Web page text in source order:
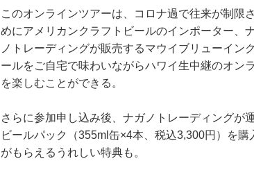
このオンラインツアーは、コロナ過で往来が制限
めにアメリカンクラフトビールのインポーター、
ノトレーディングが販売するマウイブリューイ
ールをご自宅で味わいながらハワイ生中継のオン
を楽しむことができる。
さらに参加申し込み後、ナガノトレーディングが
ビールパック（355ml缶×4本、税込3,300円）を
がもらえるうれしい特典も。